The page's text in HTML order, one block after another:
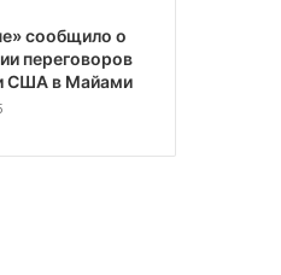
сообщило о
переговоров
США в Майами